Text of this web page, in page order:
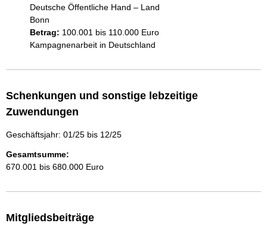
Deutsche Öffentliche Hand – Land
Bonn
Betrag: 100.001 bis 110.000 Euro
Kampagnenarbeit in Deutschland
Schenkungen und sonstige lebzeitige
Zuwendungen
Geschäftsjahr: 01/25 bis 12/25
Gesamtsumme:
670.001 bis 680.000 Euro
Mitgliedsbeiträge